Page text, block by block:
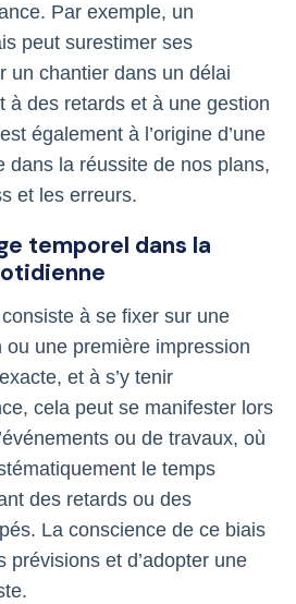
Par exemple, un
peut surestimer ses
un chantier dans un délai
à des retards et à une gestion
également à l’origine d’une
dans la réussite de nos plans,
et les erreurs.
temporel dans la
à se fixer sur une
ou une première impression
et à s’y tenir
cela peut se manifester lors
ou de travaux, où
le temps
des retards ou des
La conscience de ce biais
prévisions et d’adopter une